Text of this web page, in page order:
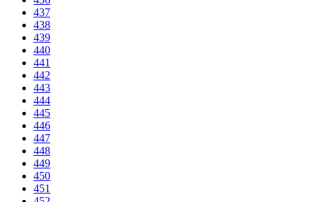
437
438
439
440
441
442
443
444
445
446
447
448
449
450
451